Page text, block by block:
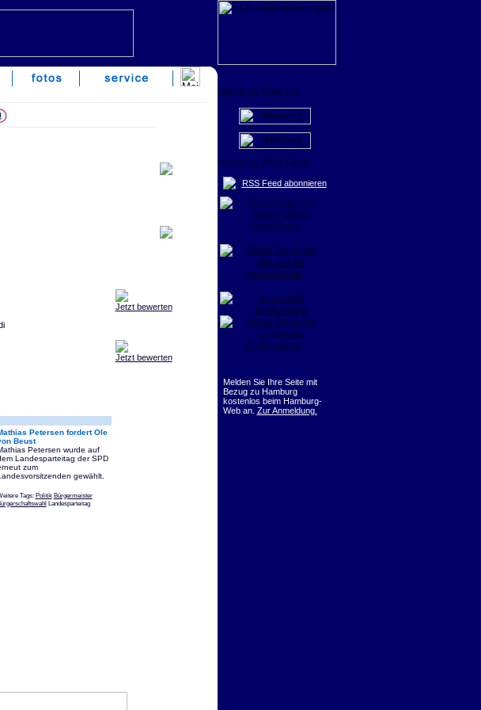
Jetzt bewerten
Jetzt bewerten
Petersen fordert Ole
Beust
Petersen wurde auf
Landesparteitag der SPD
zum
gewählt.
Tags:Politik Bürgermeister
Landesparteitag
RSS Feed abonnieren
Melden Sie Ihre Seite mit
Bezug zu Hamburg
kostenlos beim Hamburg-
Web an. Zur Anmeldung.